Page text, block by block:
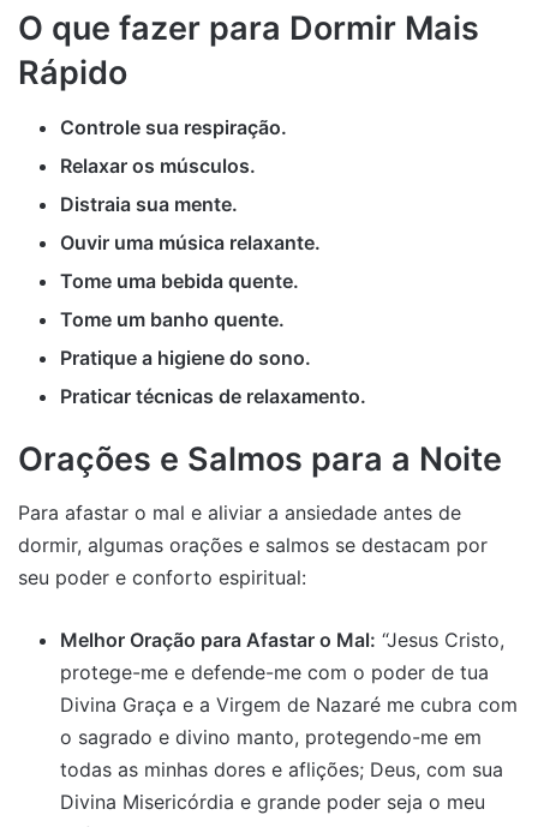
O que fazer para Dormir Mais
Rápido
Controle sua respiração.
Relaxar os músculos.
Distraia sua mente.
Ouvir uma música relaxante.
Tome uma bebida quente.
Tome um banho quente.
Pratique a higiene do sono.
Praticar técnicas de relaxamento.
Orações e Salmos para a Noite
Para afastar o mal e aliviar a ansiedade antes de
dormir, algumas orações e salmos se destacam por
seu poder e conforto espiritual:
Melhor Oração para Afastar o Mal: “Jesus Cristo,
protege-me e defende-me com o poder de tua
Divina Graça e a Virgem de Nazaré me cubra com
o sagrado e divino manto, protegendo-me em
todas as minhas dores e aflições; Deus, com sua
Divina Misericórdia e grande poder seja o meu